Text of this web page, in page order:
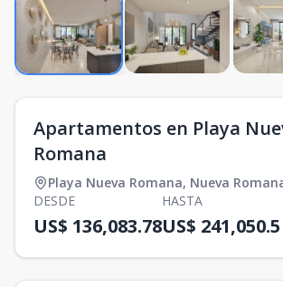
Apartamentos en Playa
Romana
Playa Nueva Romana, Nueva
DESDE
US$ 136,083.78
HASTA
US$ 241,050.5